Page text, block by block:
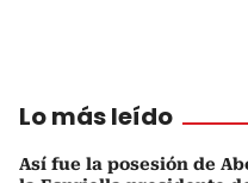
Lo más leído
Así fue la posesión de